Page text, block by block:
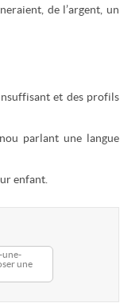
de l’argent, un
et des profils
parlant une langue
enfant.
une-
une